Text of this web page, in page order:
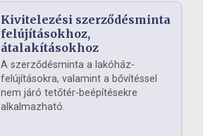
Kivitelezési szerződésminta
felújításokhoz,
átalakításokhoz
A szerződésminta a lakóház-
felújításokra, valamint a bővítéssel
nem járó tetőtér-beépítésekre
alkalmazható.